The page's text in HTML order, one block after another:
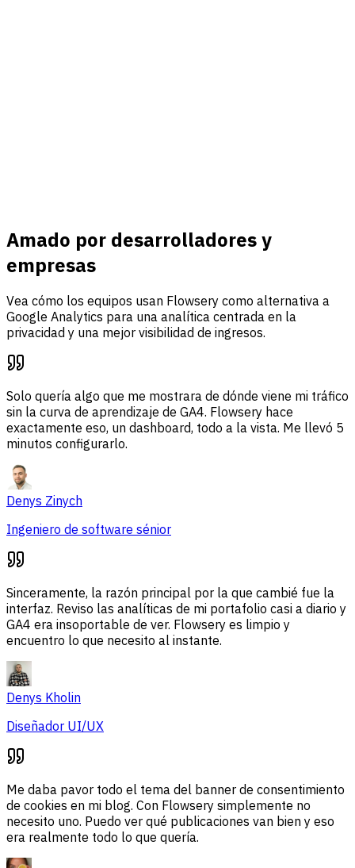
Amado por desarrolladores y
empresas
Vea cómo los equipos usan Flowsery como alternativa a
Google Analytics para una analítica centrada en la
privacidad y una mejor visibilidad de ingresos.
Solo quería algo que me mostrara de dónde viene mi tráfico
sin la curva de aprendizaje de GA4. Flowsery hace
exactamente eso, un dashboard, todo a la vista. Me llevó 5
minutos configurarlo.
Denys Zinych
Ingeniero de software sénior
Sinceramente, la razón principal por la que cambié fue la
interfaz. Reviso las analíticas de mi portafolio casi a diario y
GA4 era insoportable de ver. Flowsery es limpio y
encuentro lo que necesito al instante.
Denys Kholin
Diseñador UI/UX
Me daba pavor todo el tema del banner de consentimiento
de cookies en mi blog. Con Flowsery simplemente no
necesito uno. Puedo ver qué publicaciones van bien y eso
era realmente todo lo que quería.